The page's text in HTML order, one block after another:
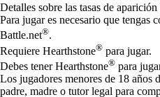
Detalles sobre las tasas de aparición
Para jugar es necesario que tengas
Battle.net®.
Requiere Hearthstone® para jugar.
Debes tener Hearthstone® para
Los jugadores menores de 18 años
padre, madre o tutor legal para